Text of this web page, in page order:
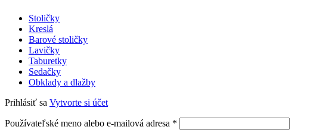
Stoličky
Kreslá
Barové stoličky
Lavičky
Taburetky
Sedačky
Obklady a dlažby
Prihlásiť sa Vytvorte si účet
Používateľské meno alebo e-mailová adresa *